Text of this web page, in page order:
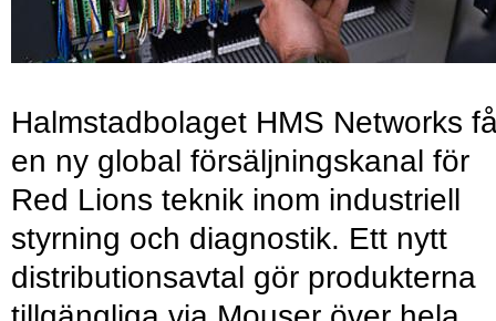
Halmstadbolaget HMS Networks
en ny global försäljningskanal för
Red Lions teknik inom industriell
styrning och diagnostik. Ett nytt
distributionsavtal gör produkterna